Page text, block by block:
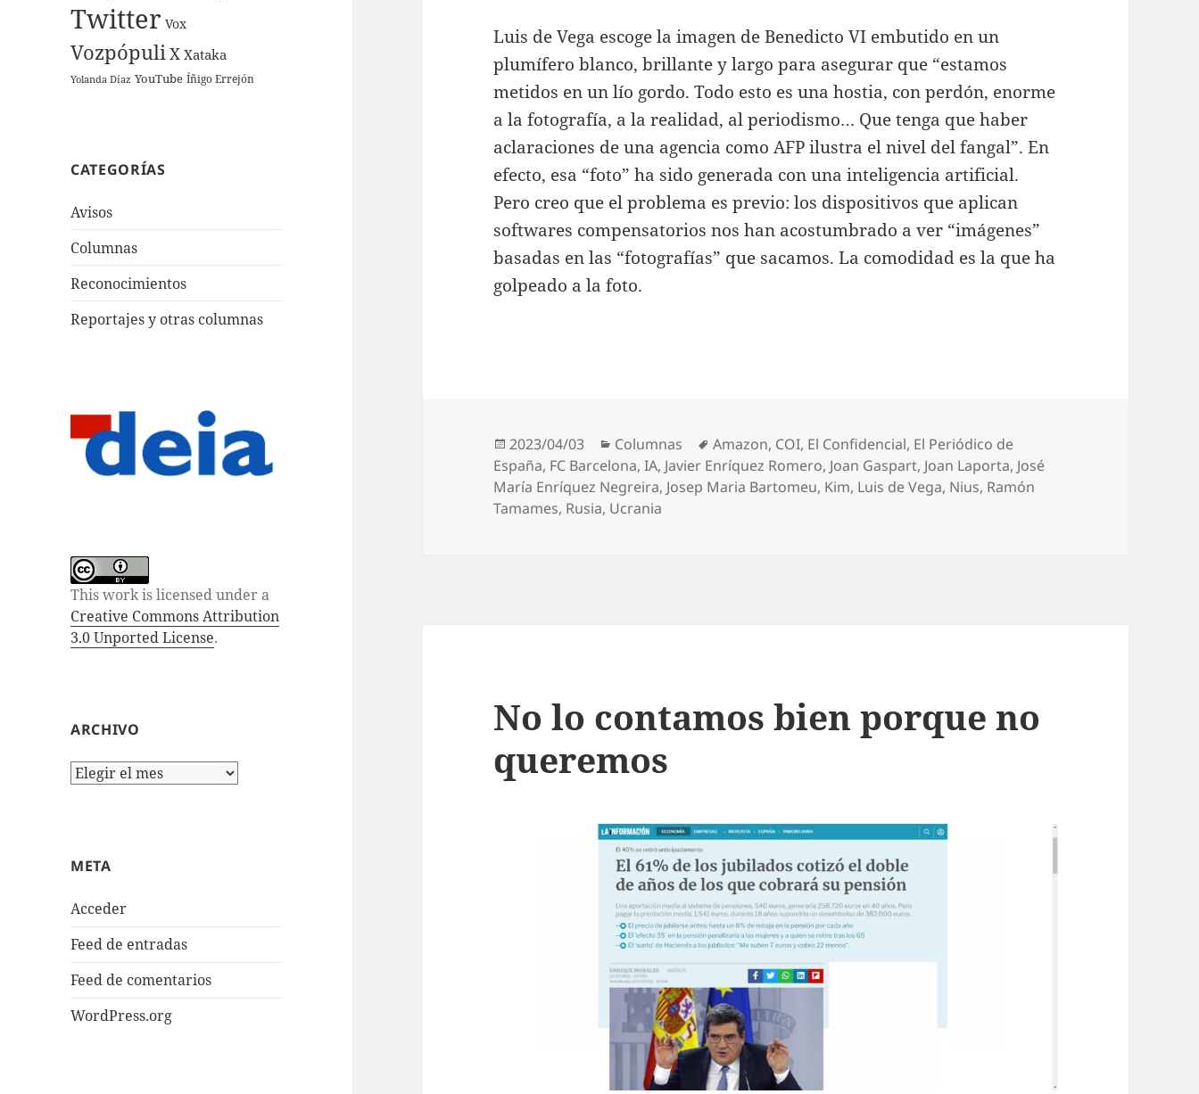
Twitter Vox
Vozpópuli X Xataka
Yolanda Díaz YouTube Íñigo Errejón
CATEGORÍAS
Avisos
Columnas
Reconocimientos
Reportajes y otras columnas
This work is licensed under a
Creative Commons Attribution
3.0 Unported License.
ARCHIVO
Archivo
META
Acceder
Feed de entradas
Feed de comentarios
WordPress.org
Luis de Vega escoge la imagen de Benedicto VI embutido en un
plumífero blanco, brillante y largo para asegurar que “estamos
metidos en un lío gordo. Todo esto es una hostia, con perdón, enorme
a la fotografía, a la realidad, al periodismo… Que tenga que haber
aclaraciones de una agencia como AFP ilustra el nivel del fangal”. En
efecto, esa “foto” ha sido generada con una inteligencia artificial.
Pero creo que el problema es previo: los dispositivos que aplican
softwares compensatorios nos han acostumbrado a ver “imágenes”
basadas en las “fotografías” que sacamos. La comodidad es la que ha
golpeado a la foto.
Publicado
el
2023/04/03 Categorías
Columnas Etiquetas
Amazon, COI, El Confidencial, El Periódico de
España, FC Barcelona,IA, Javier Enríquez Romero, Joan Gaspart, Joan Laporta, José
María Enríquez Negreira, Josep Maria Bartomeu, Kim, Luis de Vega, Nius, Ramón
Tamames, Rusia, Ucrania
No lo contamos bien porque no
queremos